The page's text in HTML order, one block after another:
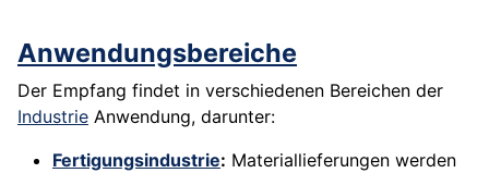
Anwendungsbereiche
Der Empfang findet in verschiedenen Bereichen der
Industrie Anwendung, darunter:
Fertigungsindustrie: Materiallieferungen werden